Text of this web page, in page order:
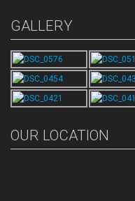
GALLERY
OUR LOCATION